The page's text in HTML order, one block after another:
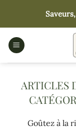
contenu
Goûtez à la